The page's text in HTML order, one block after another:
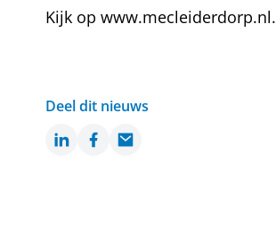
Kijk op www.mecleiderdorp.nl.
Deel dit nieuws
LinkedInFacebook
Email